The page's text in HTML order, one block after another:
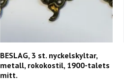
BESLAG, 3 st. nyckelskyltar,
metall, rokokostil, 1900-talets
mitt.